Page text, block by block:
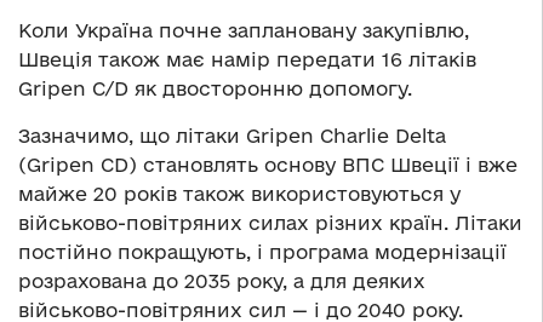
Коли Україна почне заплановану закупівлю,
Швеція також має намір передати 16 літаків
Gripen C/D як двосторонню допомогу.
Зазначимо, що літаки Gripen Charlie Delta
(Gripen CD) становлять основу ВПС Швеції і вже
майже 20 років також використовуються у
військово-повітряних силах різних країн. Літаки
постійно покращують, і програма модернізації
розрахована до 2035 року, а для деяких
військово-повітряних сил — і до 2040 року.